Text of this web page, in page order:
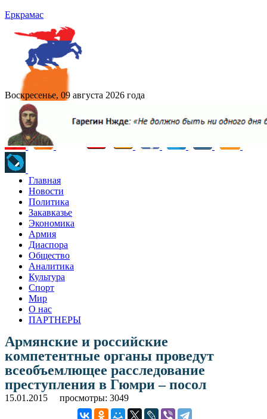
Еркрамас
Воскресенье, 09 августа 2026 года
Главная
Новости
Политика
Закавказье
Экономика
Армия
Диаспора
Общество
Аналитика
Культура
Спорт
Мир
О нас
ПАРТНЕРЫ
Армянские и российские
компетентные органы проведут
всеобъемлющее расследование
преступления в Гюмри – посол
15.01.2015 просмотры: 3049